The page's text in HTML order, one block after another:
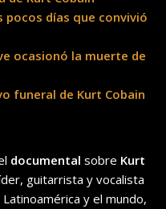
pocos días que convivió
ocasionó la muerte de
funeral de Kurt Cobain
documental sobre Kurt
guitarrista y vocalista
y el mundo,